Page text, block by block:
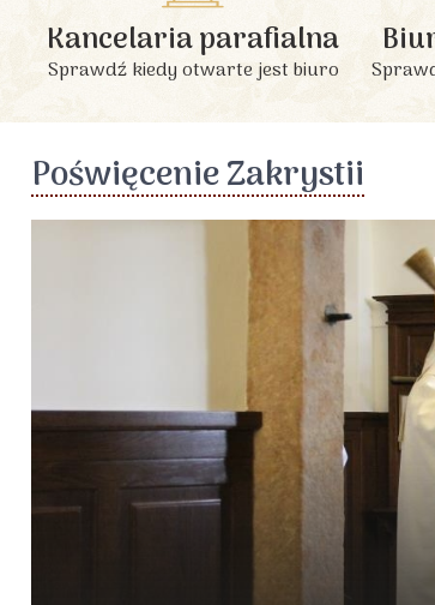
Kancelaria parafialna
Sprawdź kiedy otwarte jest biuro
Poświęcenie Zakrystii